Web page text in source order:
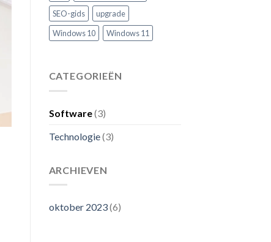
SEO-gids
upgrade
Windows 10
Windows 11
CATEGORIEËN
Software(3)
Technologie(3)
ARCHIEVEN
oktober 2023(6)